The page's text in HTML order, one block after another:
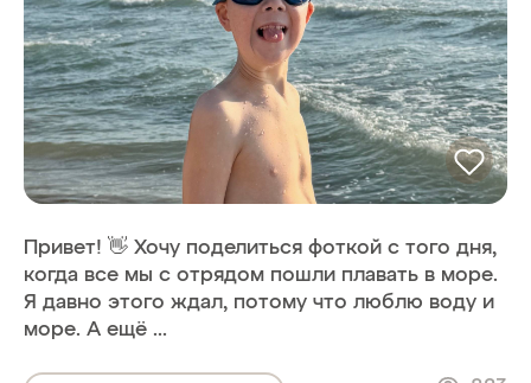
Привет! 👋 Хочу поделиться фоткой с того дня,
когда все мы с отрядом пошли плавать в море.
Я давно этого ждал, потому что люблю воду и
море. А ещё ...